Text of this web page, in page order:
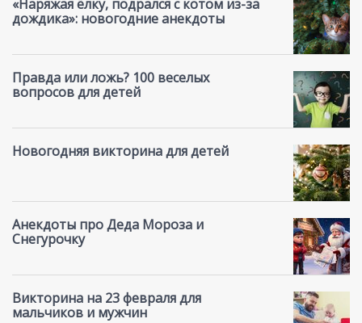
«Наряжая ёлку, подрался с котом из-за
дождика»: новогодние анекдоты
Правда или ложь? 100 веселых
вопросов для детей
Новогодняя викторина для детей
Анекдоты про Деда Мороза и
Снегурочку
Викторина на 23 февраля для
мальчиков и мужчин